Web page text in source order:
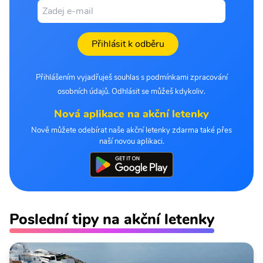
Přihlásit k odběru
Přihlášením vyjadřuješ souhlas s podmínkami zpracování
osobních údajů. Odhlásit se můžeš kdykoliv.
Nová aplikace na akční letenky
Nově můžete odebírat naše akční letenky zdarma také přes
naší novou aplikaci.
Poslední tipy na akční letenky